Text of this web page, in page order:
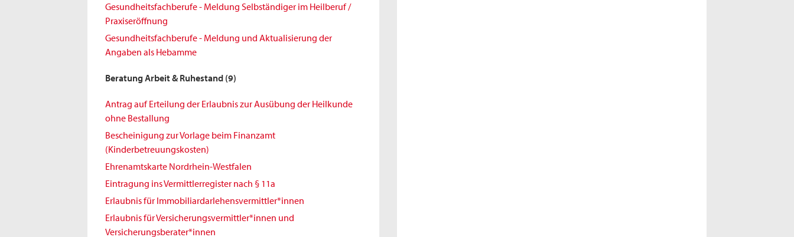
Gesundheitsfachberufe - Meldung Selbständiger im Heilberuf /
Praxiseröffnung
Gesundheitsfachberufe - Meldung und Aktualisierung der
Angaben als Hebamme
Beratung Arbeit & Ruhestand (9)
Antrag auf Erteilung der Erlaubnis zur Ausübung der Heilkunde
ohne Bestallung
Bescheinigung zur Vorlage beim Finanzamt
(Kinderbetreuungskosten)
Ehrenamtskarte Nordrhein-Westfalen
Eintragung ins Vermittlerregister nach § 11a
Erlaubnis für Immobiliardarlehensvermittler*innen
Erlaubnis für Versicherungsvermittler*innen und
Versicherungsberater*innen